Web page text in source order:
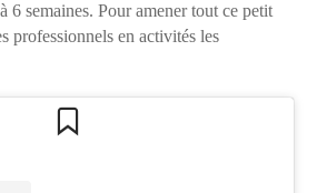
6 semaines. Pour amener tout ce petit
professionnels en activités les